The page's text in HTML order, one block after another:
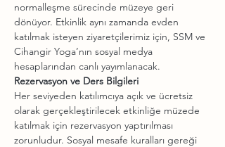
normalleşme sürecinde müzeye geri
dönüyor. Etkinlik aynı zamanda evden
katılmak isteyen ziyaretçilerimiz için, SSM ve
Cihangir Yoga’nın sosyal medya
hesaplarından canlı yayımlanacak.
Rezervasyon ve Ders Bilgileri
Her seviyeden katılımcıya açık ve ücretsiz
olarak gerçekleştirilecek etkinliğe müzede
katılmak için rezervasyon yaptırılması
zorunludur. Sosyal mesafe kuralları gereği